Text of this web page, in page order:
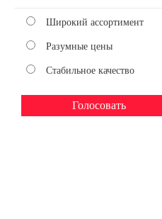
Широкий ассортимент
Разумные цены
Стабильное качество